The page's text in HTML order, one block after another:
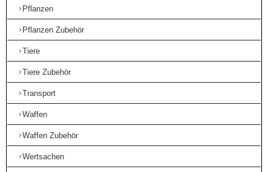
Pflanzen
Pflanzen Zubehör
Tiere
Tiere Zubehör
Transport
Waffen
Waffen Zubehör
Wertsachen